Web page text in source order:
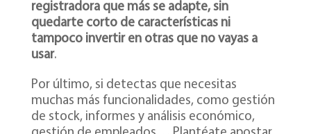
registradora que más se adapte, sin
quedarte corto de características ni
tampoco invertir en otras que no vayas a
usar.
Por último, si detectas que necesitas
muchas más funcionalidades, como gestión
de stock, informes y análisis económico,